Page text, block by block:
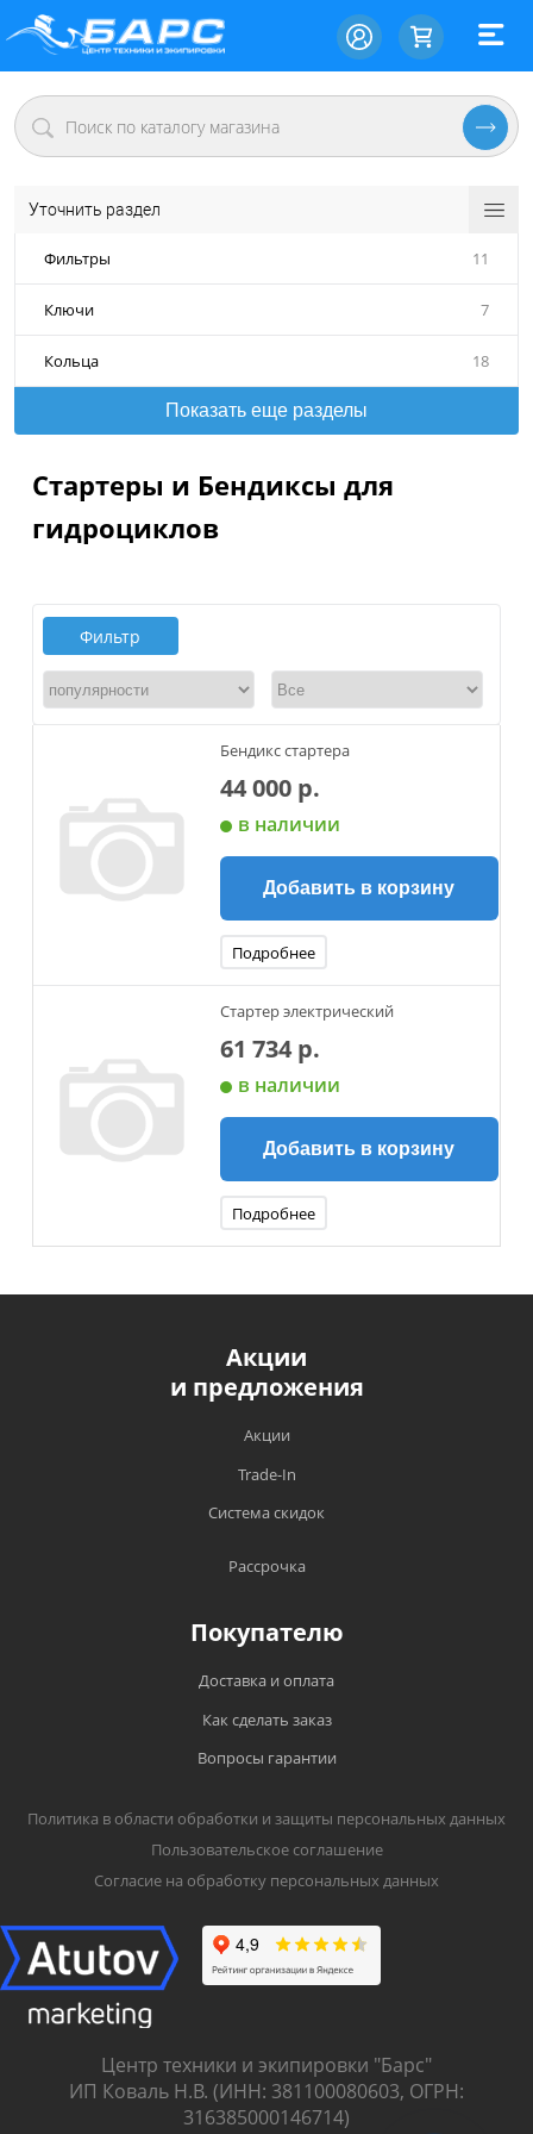
Уточнить раздел
Фильтры 11
Ключи 7
Кольца 18
Показать еще разделы
Стартеры и Бендиксы для
гидроциклов
Фильтр
Бендикс стартера
44 000 р.
в наличии
Добавить в корзину
Подробнее
Стартер электрический
61 734 р.
в наличии
Добавить в корзину
Подробнее
Акции
и предложения
Акции
Trade-In
Система скидок
Рассрочка
Покупателю
Доставка и оплата
Как сделать заказ
Вопросы гарантии
Политика в области обработки и защиты персональных данных
Пользовательское соглашение
Согласие на обработку персональных данных
Центр техники и экипировки "Барс"
ИП Коваль Н.В. (ИНН: 381100080603, ОГРН:
316385000146714)